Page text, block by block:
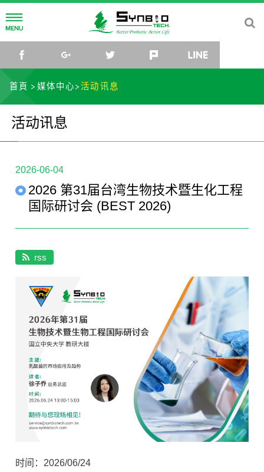
公司简介
公司理念
公司组织
研发中心
研究团队
菌种库
微生物体与乳酸菌应用研发中心
最新消息
活动讯息
影片
社会关怀
联络我们
TW EN CN
facebook google+ twitter
首頁 媒体中心 活动讯息
活动讯息
2026-06-04
2026 第31届台湾生物技术暨生化工程
国际研讨会 (BEST 2026)
rss
时间：2026/06/24